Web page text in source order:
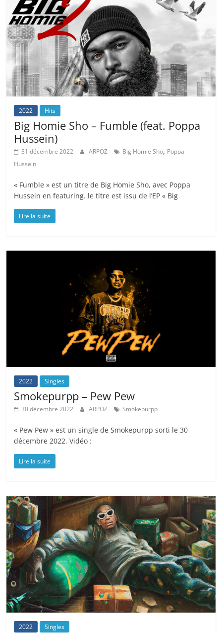
2022 Hits
Big Homie Sho – Fumble (feat. Poppa
Hussein)
31 décembre 2022 ARPOZ Big Homie Sho, Poppa
Hussein
« Fumble » est un titre de Big Homie Sho, avec Poppa
Hussein en featuring. le titre est issu de l’EP « Big
Lire la suite
2022 Singles
Smokepurpp – Pew Pew
30 décembre 2022 ARPOZ Smokepurpp
« Pew Pew » est un single de Smokepurpp sorti le 30
décembre 2022. Vidéo :
Lire la suite
2022 Singles